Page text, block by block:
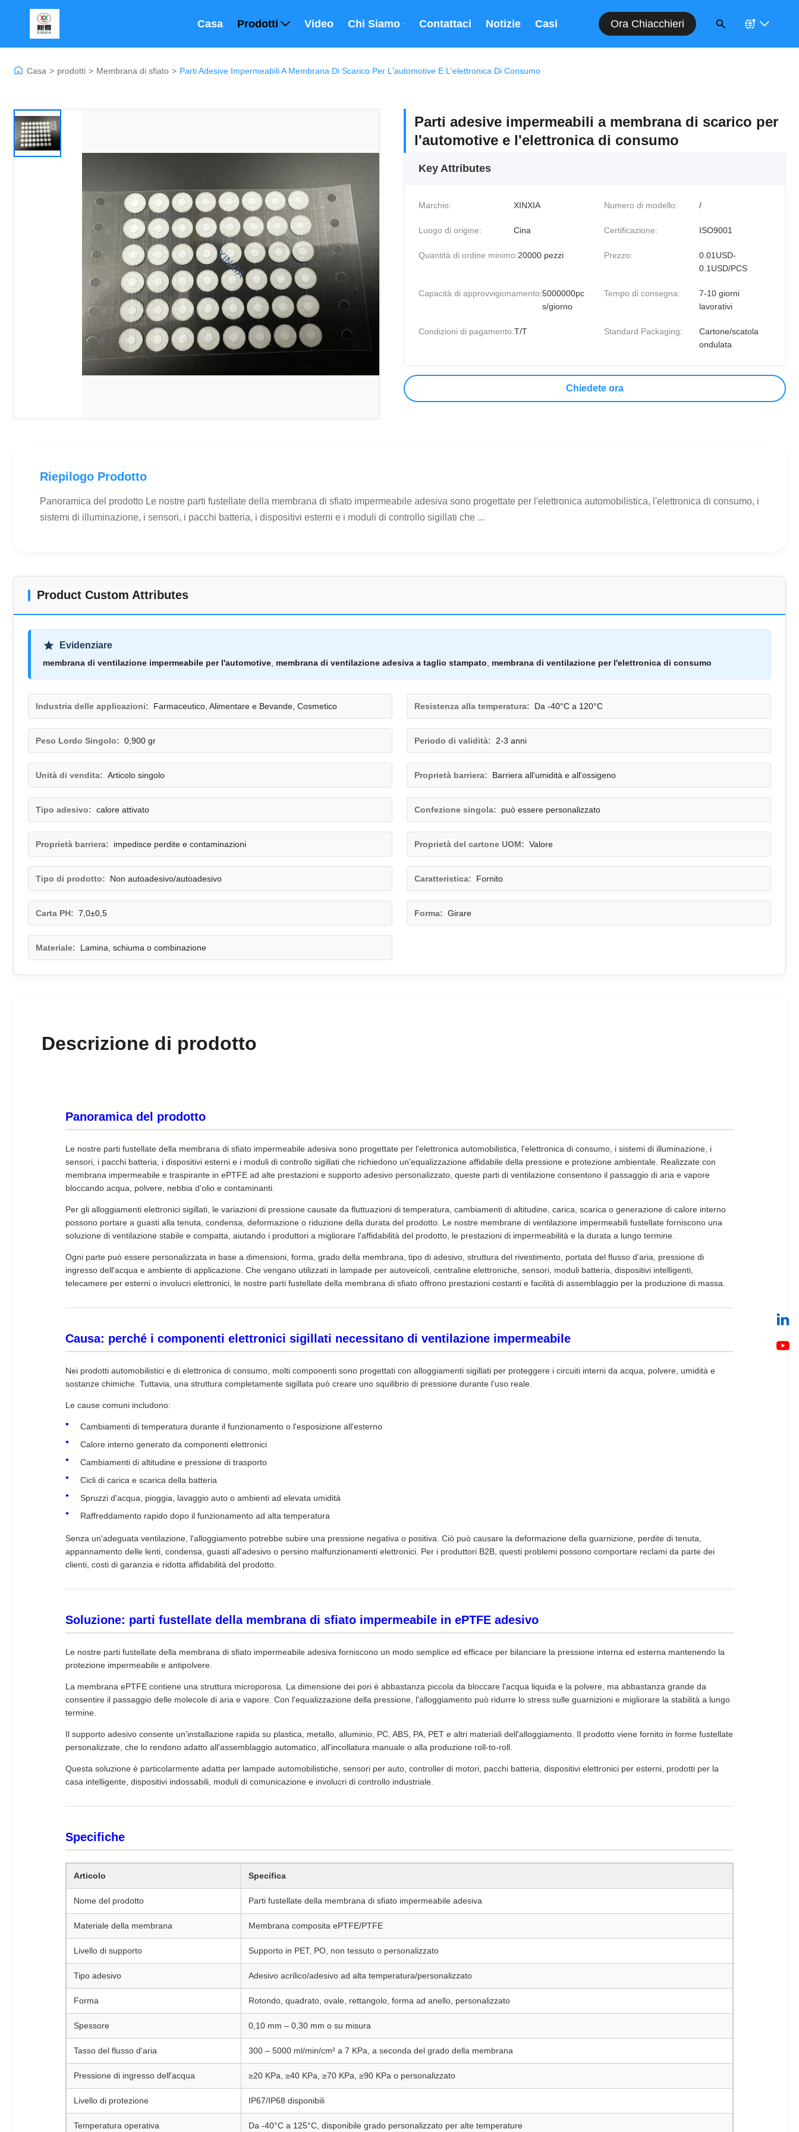
Casa Prodotti Video Chi Siamo Contattaci Notizie Casi Ora Chiacchieri
Casa > prodotti > Membrana di sfiato > Parti Adesive Impermeabili A Membrana Di Scarico Per L'automotive E L'elettronica Di Consumo
Parti adesive impermeabili a membrana di scarico per
l'automotive e l'elettronica di consumo
Key Attributes
Marchio: XINXIA Numero di modello: /
Luogo di origine: Cina Certificazione: ISO9001
Quantità di ordine minimo:20000 pezzi Prezzo:
0.01USD-
0.1USD/PCS
Capacità di approvvigionamento:5000000pc
s/giorno
Tempo di consegna:
7-10 giorni
lavorativi
Condizioni di pagamento:T/T Standard Packaging:
Cartone/scatola
ondulata
Chiedete ora
Riepilogo Prodotto
Panoramica del prodotto Le nostre parti fustellate della membrana di sfiato impermeabile adesiva sono progettate per l'elettronica automobilistica, l'elettronica di consumo, i
sistemi di illuminazione, i sensori, i pacchi batteria, i dispositivi esterni e i moduli di controllo sigillati che ...
Product Custom Attributes
Evidenziare
membrana di ventilazione impermeabile per l'automotive membrana di ventilazione adesiva a taglio stampato membrana di ventilazione per l'elettronica di consumo
Industria delle applicazioni: Farmaceutico, Alimentare e Bevande, Cosmetico Resistenza alla temperatura: Da -40°C a 120°C
Peso Lordo Singolo: 0,900 gr Periodo di validità: 2-3 anni
Unità di vendita: Articolo singolo Proprietà barriera: Barriera all'umidità e all'ossigeno
Tipo adesivo: calore attivato Confezione singola: può essere personalizzato
Proprietà barriera: impedisce perdite e contaminazioni Proprietà del cartone UOM: Valore
Tipo di prodotto: Non autoadesivo/autoadesivo Caratteristica: Fornito
Carta PH: 7,0±0,5 Forma: Girare
Materiale: Lamina, schiuma o combinazione
Descrizione di prodotto
Panoramica del prodotto
Le nostre parti fustellate della membrana di sfiato impermeabile adesiva sono progettate per l'elettronica automobilistica, l'elettronica di consumo, i sistemi di illuminazione, i
sensori, i pacchi batteria, i dispositivi esterni e i moduli di controllo sigillati che richiedono un'equalizzazione affidabile della pressione e protezione ambientale. Realizzate con
membrana impermeabile e traspirante in ePTFE ad alte prestazioni e supporto adesivo personalizzato, queste parti di ventilazione consentono il passaggio di aria e vapore
bloccando acqua, polvere, nebbia d'olio e contaminanti.
Per gli alloggiamenti elettronici sigillati, le variazioni di pressione causate da fluttuazioni di temperatura, cambiamenti di altitudine, carica, scarica o generazione di calore interno
possono portare a guasti alla tenuta, condensa, deformazione o riduzione della durata del prodotto. Le nostre membrane di ventilazione impermeabili fustellate forniscono una
soluzione di ventilazione stabile e compatta, aiutando i produttori a migliorare l'affidabilità del prodotto, le prestazioni di impermeabilità e la durata a lungo termine.
Ogni parte può essere personalizzata in base a dimensioni, forma, grado della membrana, tipo di adesivo, struttura del rivestimento, portata del flusso d'aria, pressione di
ingresso dell'acqua e ambiente di applicazione. Che vengano utilizzati in lampade per autoveicoli, centraline elettroniche, sensori, moduli batteria, dispositivi intelligenti,
telecamere per esterni o involucri elettronici, le nostre parti fustellate della membrana di sfiato offrono prestazioni costanti e facilità di assemblaggio per la produzione di massa.
Causa: perché i componenti elettronici sigillati necessitano di ventilazione impermeabile
Nei prodotti automobilistici e di elettronica di consumo, molti componenti sono progettati con alloggiamenti sigillati per proteggere i circuiti interni da acqua, polvere, umidità e
sostanze chimiche. Tuttavia, una struttura completamente sigillata può creare uno squilibrio di pressione durante l’uso reale.
Le cause comuni includono:
Cambiamenti di temperatura durante il funzionamento o l'esposizione all'esterno
Calore interno generato da componenti elettronici
Cambiamenti di altitudine e pressione di trasporto
Cicli di carica e scarica della batteria
Spruzzi d'acqua, pioggia, lavaggio auto o ambienti ad elevata umidità
Raffreddamento rapido dopo il funzionamento ad alta temperatura
Senza un'adeguata ventilazione, l'alloggiamento potrebbe subire una pressione negativa o positiva. Ciò può causare la deformazione della guarnizione, perdite di tenuta,
appannamento delle lenti, condensa, guasti all'adesivo o persino malfunzionamenti elettronici. Per i produttori B2B, questi problemi possono comportare reclami da parte dei
clienti, costi di garanzia e ridotta affidabilità del prodotto.
Soluzione: parti fustellate della membrana di sfiato impermeabile in ePTFE adesivo
Le nostre parti fustellate della membrana di sfiato impermeabile adesiva forniscono un modo semplice ed efficace per bilanciare la pressione interna ed esterna mantenendo la
protezione impermeabile e antipolvere.
La membrana ePTFE contiene una struttura microporosa. La dimensione dei pori è abbastanza piccola da bloccare l'acqua liquida e la polvere, ma abbastanza grande da
consentire il passaggio delle molecole di aria e vapore. Con l'equalizzazione della pressione, l'alloggiamento può ridurre lo stress sulle guarnizioni e migliorare la stabilità a lungo
termine.
Il supporto adesivo consente un'installazione rapida su plastica, metallo, alluminio, PC, ABS, PA, PET e altri materiali dell'alloggiamento. Il prodotto viene fornito in forme fustellate
personalizzate, che lo rendono adatto all'assemblaggio automatico, all'incollatura manuale o alla produzione roll-to-roll.
Questa soluzione è particolarmente adatta per lampade automobilistiche, sensori per auto, controller di motori, pacchi batteria, dispositivi elettronici per esterni, prodotti per la
casa intelligente, dispositivi indossabili, moduli di comunicazione e involucri di controllo industriale.
Specifiche
Articolo Specifica
Nome del prodotto Parti fustellate della membrana di sfiato impermeabile adesiva
Materiale della membrana Membrana composita ePTFE/PTFE
Livello di supporto Supporto in PET, PO, non tessuto o personalizzato
Tipo adesivo Adesivo acrilico/adesivo ad alta temperatura/personalizzato
Forma Rotondo, quadrato, ovale, rettangolo, forma ad anello, personalizzato
Spessore 0,10 mm – 0,30 mm o su misura
Tasso del flusso d'aria 300 – 5000 ml/min/cm² a 7 KPa, a seconda del grado della membrana
Pressione di ingresso dell'acqua ≥20 KPa, ≥40 KPa, ≥70 KPa, ≥90 KPa o personalizzato
Livello di protezione IP67/IP68 disponibili
Temperatura operativa Da -40°C a 125°C, disponibile grado personalizzato per alte temperature